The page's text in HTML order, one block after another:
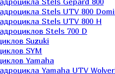
Stels UTV 800
Stels UTV 800 H
Stels 700 D
Suzuki
SYM
Yamaha
Yamaha UTV